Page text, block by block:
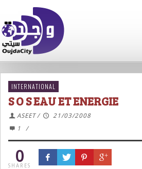
INTERNATIONAL
S O S EAU ET ENERGIE
ASEET /
21/03/2008
1
/
0
SHARES